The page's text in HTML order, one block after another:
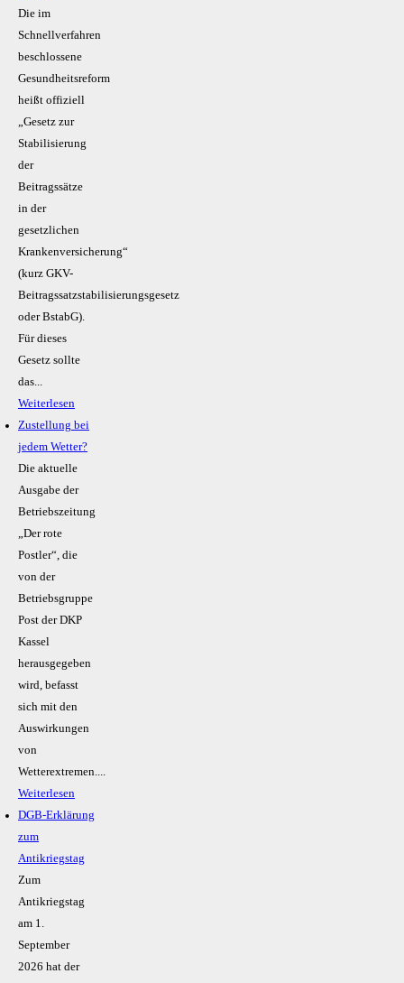
Die im
Schnellverfahren
beschlossene
Gesundheitsreform
heißt offiziell
„Gesetz zur
Stabilisierung
der
Beitragssätze
in der
gesetzlichen
Krankenversicherung“
(kurz GKV-
Beitragssatzstabilisierungsgesetz
oder BstabG).
Für dieses
Gesetz sollte
das...
Weiterlesen
Zustellung bei
jedem Wetter?
Die aktuelle
Ausgabe der
Betriebszeitung
„Der rote
Postler“, die
von der
Betriebsgruppe
Post der DKP
Kassel
herausgegeben
wird, befasst
sich mit den
Auswirkungen
von
Wetterextremen....
Weiterlesen
DGB-Erklärung
zum
Antikriegstag
Zum
Antikriegstag
am 1.
September
2026 hat der